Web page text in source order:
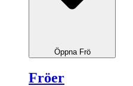
Öppna Frö
Fröer